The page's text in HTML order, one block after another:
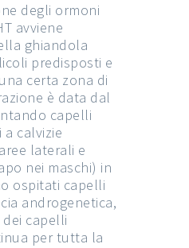
degli ormoni
avviene
ghiandola
predisposti e
certa zona di
è data dal
capelli
calvizie
laterali e
nei maschi) in
ospitati capelli
androgenetica,
capelli
per tutta la